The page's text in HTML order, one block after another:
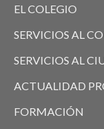
EL COLEGIO
SERVICIOS AL
SERVICIOS AL
ACTUALIDAD
FORMACIÓN